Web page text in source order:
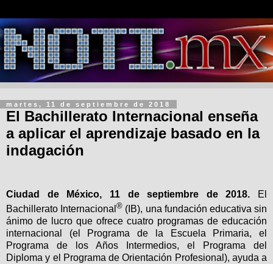
martes, 11 de septiembre de 2018
El Bachillerato Internacional enseña
a aplicar el aprendizaje basado en la
indagación
Ciudad de México, 11 de septiembre de 2018. El
Bachillerato Internacional® (IB), una fundación educativa sin
ánimo de lucro que ofrece cuatro programas de educación
internacional (el Programa de la Escuela Primaria, el
Programa de los Años Intermedios, el Programa del
Diploma y el Programa de Orientación Profesional), ayuda a